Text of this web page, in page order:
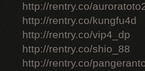
http://rentry.co/
http://rentry.co/kungfu4d
http://rentry.co/vip4_dp
http://rentry.co/shio_88
http://rentry.co/